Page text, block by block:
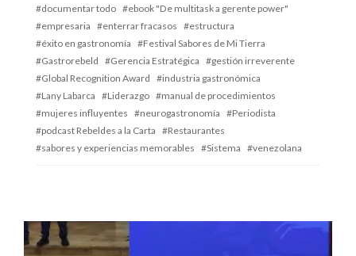
documentar todo
ebook "De multitask a gerente power"
empresaria
enterrar fracasos
estructura
éxito en gastronomía
Festival Sabores de Mi Tierra
Gastrorebeld
Gerencia Estratégica
gestión irreverente
Global Recognition Award
industria gastronómica
Lany Labarca
Liderazgo
manual de procedimientos
mujeres influyentes
neurogastronomía
Periodista
podcast Rebeldes a la Carta
Restaurantes
sabores y experiencias memorables
Sistema venezolana